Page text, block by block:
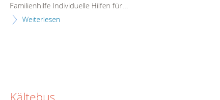
Familienhilfe Individuelle Hilfen für...
Weiterlesen